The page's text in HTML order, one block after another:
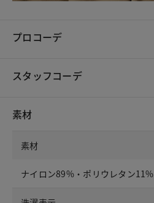
プロコーデ
スタッフコーデ
素材
素材
ナイロン89%・ポリウレタン11%